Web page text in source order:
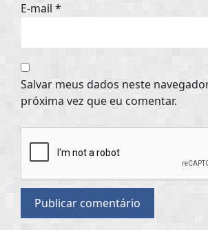
E-mail *
Salvar meus dados neste
próxima vez que eu comentar.